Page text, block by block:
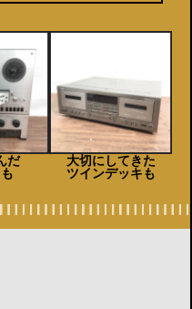
だ
大切にしてきた
ツインデッキも